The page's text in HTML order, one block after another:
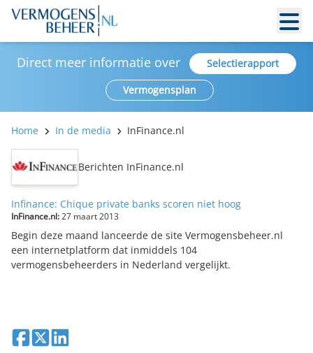
Direct meer informatie over
Selectierapport
Vermogensplan
Home In de media InFinance.nl
Berichten InFinance.nl
Infinance: Chique private banks scoren niet hoog
InFinance.nl:27 maart 2013
Begin deze maand lanceerde de site Vermogensbeheer.nl
een internetplatform dat inmiddels 104
vermogensbeheerders in Nederland vergelijkt.
Deel op Facebook
Deel op XDeel op LinkedIn